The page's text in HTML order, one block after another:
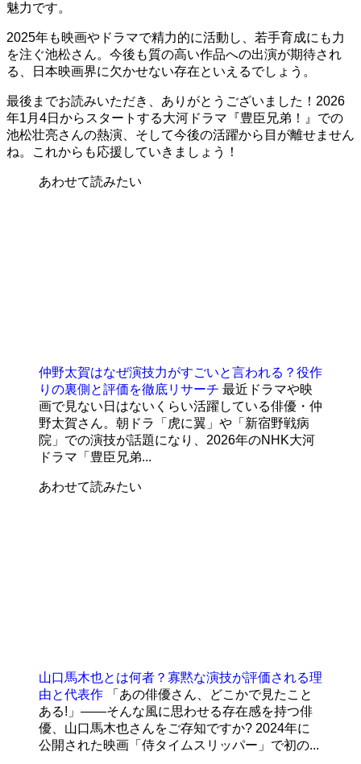
魅力です。
2025年も映画やドラマで精力的に活動し、若手育成にも力
を注ぐ池松さん。今後も質の高い作品への出演が期待され
る、日本映画界に欠かせない存在といえるでしょう。
最後までお読みいただき、ありがとうございました！2026
年1月4日からスタートする大河ドラマ『豊臣兄弟！』での
池松壮亮さんの熱演、そして今後の活躍から目が離せません
ね。これからも応援していきましょう！
あわせて読みたい
仲野太賀はなぜ演技力がすごいと言われる？役作
りの裏側と評価を徹底リサーチ 最近ドラマや映
画で見ない日はないくらい活躍している俳優・仲
野太賀さん。朝ドラ「虎に翼」や「新宿野戦病
院」での演技が話題になり、2026年のNHK大河
ドラマ「豊臣兄弟...
あわせて読みたい
山口馬木也とは何者？寡黙な演技が評価される理
由と代表作
「あの俳優さん、どこかで見たこと
ある!」――そんな風に思わせる存在感を持つ俳
優、山口馬木也さんをご存知ですか? 2024年に
公開された映画「侍タイムスリッパー」で初の...